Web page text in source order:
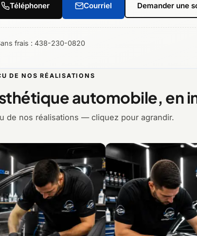
Téléphoner Courriel Demander une
frais : 438-230-0820
DE NOS RÉALISATIONS
automobile, en
de nos réalisations — cliquez pour agrandir.